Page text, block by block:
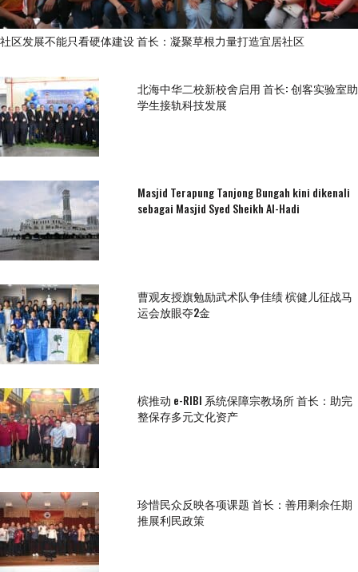
社区发展不能只看硬体建设 首长：凝聚草根力量打造宜居社区
北海中华二校新校舍启用 首长: 创客实验室助
学生接轨科技发展
Masjid Terapung Tanjong Bungah kini dikenali
sebagai Masjid Syed Sheikh Al-Hadi
曹观友授旗勉励武术队争佳绩 槟健儿征战马
运会放眼夺2金
槟推动 e-RIBI 系统保障宗教场所 首长：助完
整保存多元文化资产
珍惜民众反映各项课题 首长：善用剩余任期
推展利民政策